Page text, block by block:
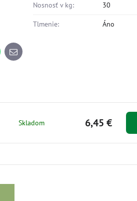
Nosnosť v kg: 30
Tlmenie: Áno
E-
mail
Skladom 6,45 €